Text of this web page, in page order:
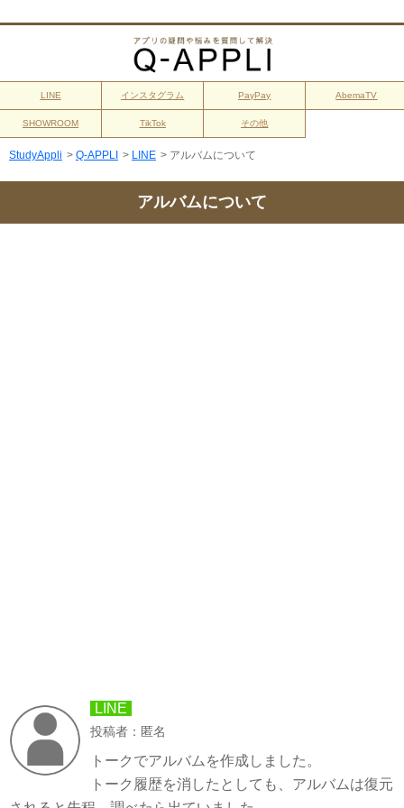
LINE インスタグラム PayPay AbemaTV
SHOWROOM TikTok その他
StudyAppli > Q-APPLI > LINE > アルバムについて
アルバムについて
LINE
投稿者：匿名
トークでアルバムを作成しました。
トーク履歴を消したとしても、アルバムは復元